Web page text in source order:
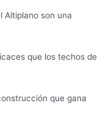
Altiplano son una
que los techos de
que gana